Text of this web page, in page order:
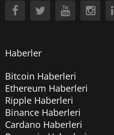
Haberler
Bitcoin Haberleri
Ethereum Haberleri
Ripple Haberleri
Binance Haberleri
Cardano Haberleri